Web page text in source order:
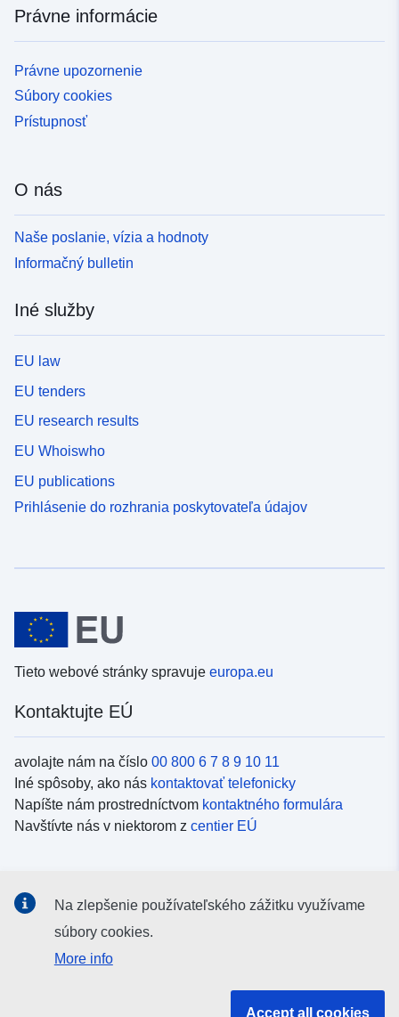
Právne informácie
Právne upozornenie
Súbory cookies
Prístupnosť
O nás
Naše poslanie, vízia a hodnoty
Informačný bulletin
Iné služby
EU law
EU tenders
EU research results
EU Whoiswho
EU publications
Prihlásenie do rozhrania poskytovateľa údajov
Tieto webové stránky spravuje europa.eu
Kontaktujte EÚ
avolajte nám na číslo 00 800 6 7 8 9 10 11
Iné spôsoby, ako nás kontaktovať telefonicky
Napíšte nám prostredníctvom kontaktného formulára
Navštívte nás v niektorom z centier EÚ
Kanály EÚ nasociálnych médiách
Na zlepšenie používateľského zážitku využívame
súbory cookies.
More info
Accept all cookies